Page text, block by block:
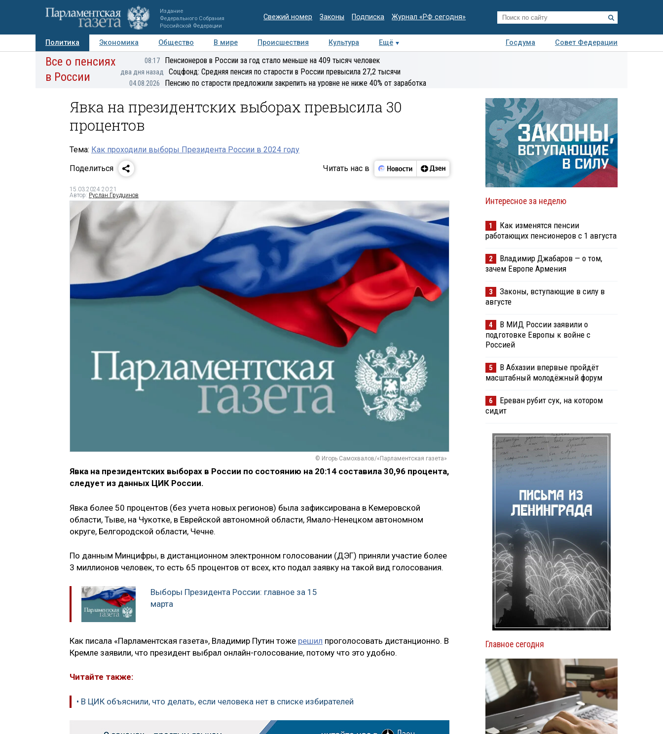
Издание
Федерального Собрания
Российской Федерации
Свежий номер Законы Подписка Журнал «РФ сегодня»
Политика Экономика Общество В мире Происшествия Культура Ещё Госдума
Совет Федерации
Авторы Персоны Мнения Регионы Медиацентр Интервью Колумнисты
Все о пенсиях
в России
08:17 Пенсионеров в России за год стало меньше на 409 тысяч человек
два дня назад Соцфонд: Средняя пенсия по старости в России превысила 27,2 тысячи
04.08.2026 Пенсию по старости предложили закрепить на уровне не ниже 40% от заработка
Явка на президентских выборах превысила 30
процентов
Тема: Как проходили выборы Президента России в 2024 году
Поделиться
Читать нас в
15.03.2024 20:21
Автор: Руслан Грудцинов
© Игорь Самохвалов/«Парламентская газета»
Явка на президентских выборах в России по состоянию на 20:14 составила 30,96 процента,
следует из данных ЦИК России.
Явка более 50 процентов (без учета новых регионов) была зафиксирована в Кемеровской
области, Тыве, на Чукотке, в Еврейской автономной области, Ямало-Ненецком автономном
округе, Белгородской области, Чечне.
По данным Минцифры, в дистанционном электронном голосовании (ДЭГ) приняли участие более
3 миллионов человек, то есть 65 процентов от всех, кто подал заявку на такой вид голосования.
Выборы Президента России: главное за 15
марта
Как писала «Парламентская газета», Владимир Путин тоже решил проголосовать дистанционно. В
Кремле заявили, что президент выбрал онлайн-голосование, потому что это удобно.
Читайте также:
• В ЦИК объяснили, что делать, если человека нет в списке избирателей
Интересное за неделю
1
Как изменятся пенсии
работающих пенсионеров с 1 августа
2
Владимир Джабаров — о том,
зачем Европе Армения
3
Законы, вступающие в силу в
августе
4
В МИД России заявили о
подготовке Европы к войне с
Россией
5
В Абхазии впервые пройдёт
масштабный молодёжный форум
6
Ереван рубит сук, на котором
сидит
Главное сегодня